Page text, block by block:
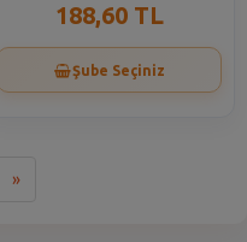
188,60 TL
Şube Seçiniz
»Son